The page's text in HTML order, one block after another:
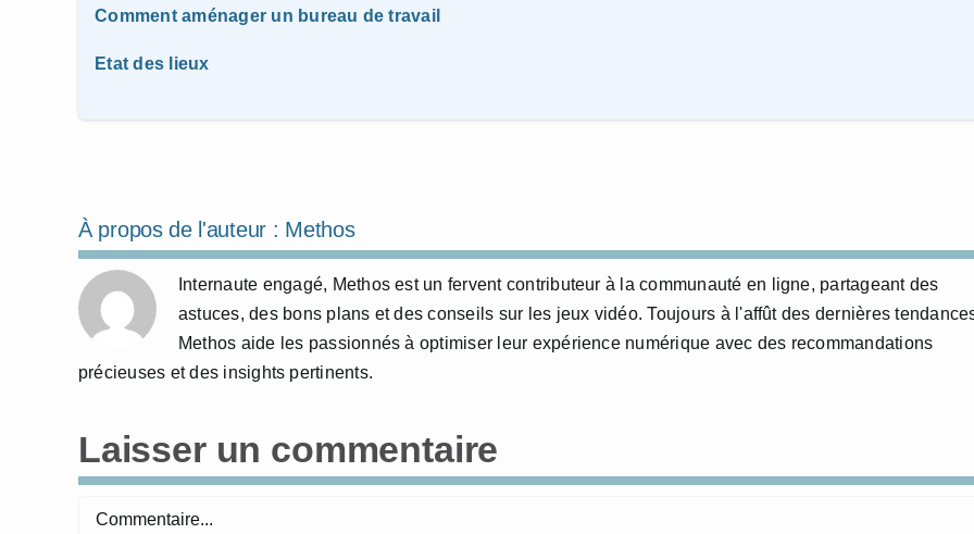
Comment aménager un bureau de travail
Etat des lieux
À propos de l'auteur : Methos
Internaute engagé, Methos est un fervent contributeur à la communauté en ligne, partageant des
astuces, des bons plans et des conseils sur les jeux vidéo. Toujours à l'affût des dernières
Methos aide les passionnés à optimiser leur expérience numérique avec des recommandations
précieuses et des insights pertinents.
Laisser un commentaire
Commentaire